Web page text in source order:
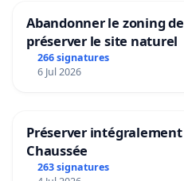
Abandonner le zoning
préserver le site naturel
266 signatures
6 Jul 2026
Préserver
Chaussée
263 signatures